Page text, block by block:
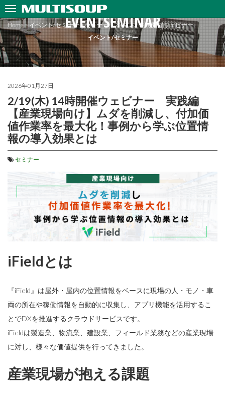
EVENTSEMINAR
イベント/セミナー
Home>イベント/セミナー>セミナー>2/19(木) 14時開催ウェビナー …
2026年01月27日
2/19(木) 14時開催ウェビナー 実践編
【産業現場向け】ムダを削減し、付加価
値作業率を最大化！事例から学ぶ位置情
報の導入効果とは
セミナー
iFieldとは
『iField』は屋外・屋内の位置情報をベースに現場の人・モノ・車
両の所在や稼働情報を自動的に収集し、アプリ機能を活用するこ
とでDXを推進するクラウドサービスです。
iFieldは製造業、物流業、建設業、フィールド業務などの産業現場
に対し、様々な価値提供を行ってきました。
産業現場が抱える課題